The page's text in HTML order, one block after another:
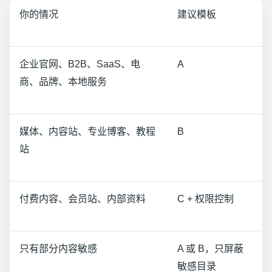
你的情况 建议模板
企业官网、B2B、SaaS、电
商、品牌、本地服务
A
媒体、内容站、专业博客、教程
站
B
付费内容、会员站、内部资料 C + 权限控制
只有部分内容敏感
A 或 B，只屏蔽
敏感目录